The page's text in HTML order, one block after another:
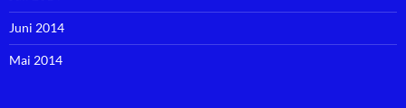
Juni 2014
Mai 2014